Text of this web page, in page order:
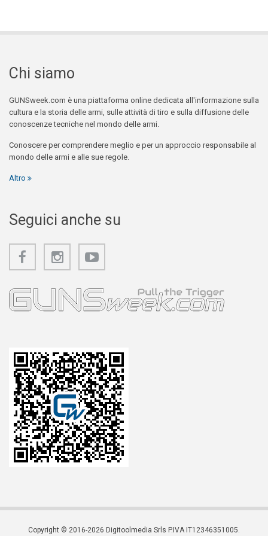
Chi siamo
GUNSweek.com è una piattaforma online dedicata all'informazione sulla
cultura e la storia delle armi, sulle attività di tiro e sulla diffusione delle
conoscenze tecniche nel mondo delle armi.
Conoscere per comprendere meglio e per un approccio responsabile al
mondo delle armi e alle sue regole.
Altro
Seguici anche su
Copyright © 2016-2026 Digitoolmedia Srls P.IVA IT12346351005.